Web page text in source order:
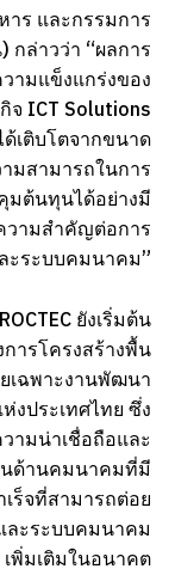
ร และกรรมการ
ล่าวว่า “ผลการ
ามแข็งแกร่งของ
จ ICT Solutions
เติบโตจากขนาด
ามสามารถในการ
มต้นทุนได้อย่างมี
ามสำคัญต่อการ
ะระบบคมนาคม”
ยังเริ่มต้น
ารโครงสร้างพื้น
เฉพาะงานพัฒนา
ประเทศไทย ซึ่ง
ามน่าเชื่อถือและ
ด้านคมนาคมที่มี
ร็จที่สามารถต่อย
ละระบบคมนาคม
พิ่มเติมในอนาคต